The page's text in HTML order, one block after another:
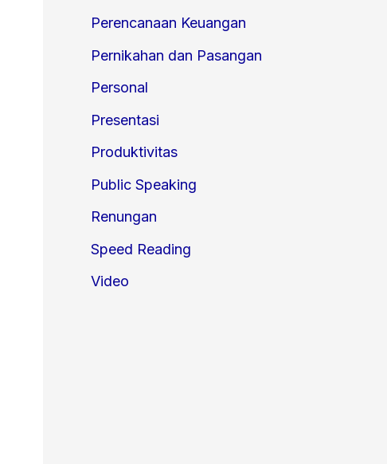
Perencanaan Keuangan
Pernikahan dan Pasangan
Personal
Presentasi
Produktivitas
Public Speaking
Renungan
Speed Reading
Video